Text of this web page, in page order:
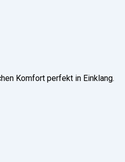
Komfort perfekt in Einklang.